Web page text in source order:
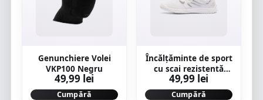
Genunchiere Volei
VKP100 Negru
49,99 lei
Cumpără
Încălțăminte de sport
cu scai rezistentă
TS100 alb Copii
49,99 lei
Cumpără